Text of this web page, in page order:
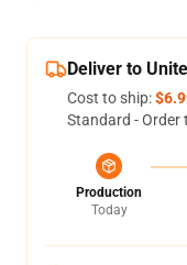
Deliver to
Cost to ship:
Standard - Order
Production
Today